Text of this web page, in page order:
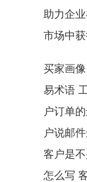
助力企
市场中获
买家画
易术语
户订单
户说邮
客户是
怎么写